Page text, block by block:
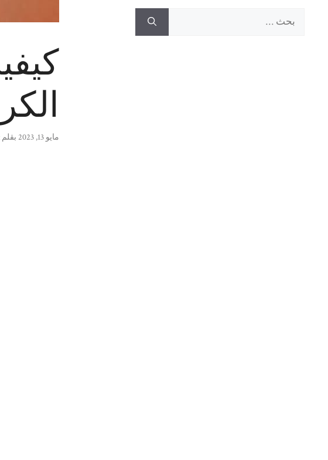
مايو 13, 2023 بقلم
عن: